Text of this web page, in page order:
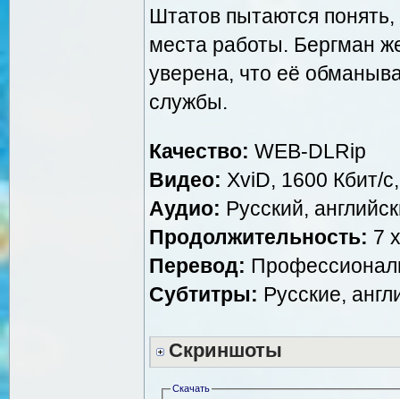
Штатов пытаются
места работы. Бергман
уверена, что её
службы.
Качество: WEB-DLRip
Видео: XviD, 1600 Кбит/
Аудио: Русский,
Продолжительность: 7
Перевод:
Субтитры: Русские,
Скриншоты
Скачать